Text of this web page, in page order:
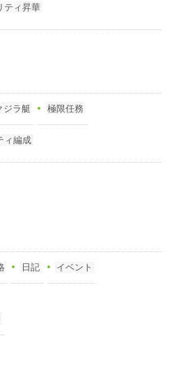
ティ昇華
ジラ艇 極限任務
ィ編成
日記 イベント